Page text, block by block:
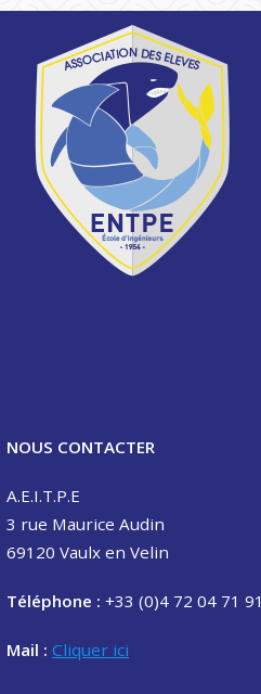
NOUS CONTACTER
A.E.I.T.P.E
3 rue Maurice Audin
69120 Vaulx en Velin
Téléphone : +33 (0)4 72 04 71 91
Mail : Cliquer ici